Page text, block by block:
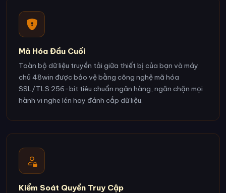
Mã Hóa Đầu Cuối
Toàn bộ dữ liệu truyền tải giữa thiết bị của bạn và máy
chủ 48win được bảo vệ bằng công nghệ mã hóa
SSL/TLS 256-bit tiêu chuẩn ngân hàng, ngăn chặn mọi
hành vi nghe lén hay đánh cắp dữ liệu.
Kiểm Soát Quyền Truy Cập